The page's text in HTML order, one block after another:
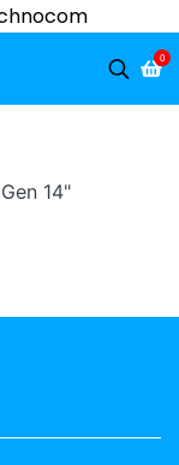
0
14"